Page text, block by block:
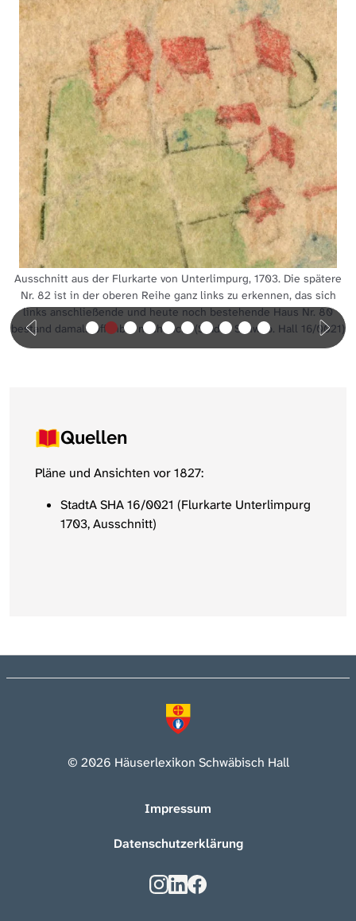
Ausschnitt aus der Flurkarte von Unterlimpurg, 1703. Die spätere
Nr. 82 ist in der oberen Reihe ganz links zu erkennen, das sich
links anschließende und heute noch bestehende Haus Nr. 80
bestand damals offenbar noch nicht (StadtA Schwäb. Hall 16/0021)
Quellen
Pläne und Ansichten vor 1827:
StadtA SHA 16/0021 (Flurkarte Unterlimpurg
1703, Ausschnitt)
© 2026 Häuserlexikon Schwäbisch Hall
Impressum
Datenschutzerklärung